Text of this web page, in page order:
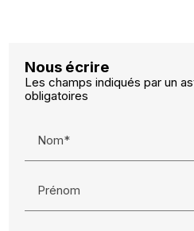
Nous écrire
Les champs indiqués par un
obligatoires
Nom*
Prénom